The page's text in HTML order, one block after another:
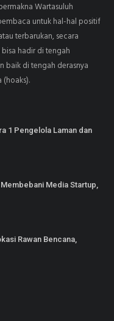
Wartasuluh
untuk hal-hal positif
terbarukan, secara
hadir di tengah
baik di tengah derasnya
1 Pengelola Laman dan
Media Startup,
Rawan Bencana,